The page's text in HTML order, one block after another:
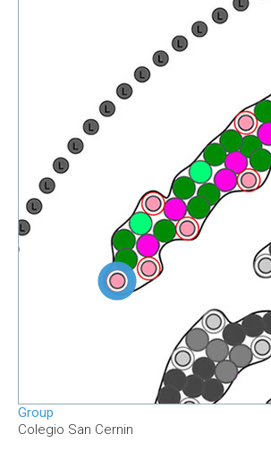
Group
Colegio San Cernin